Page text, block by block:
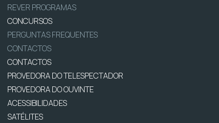
REVER PROGRAMAS
CONCURSOS
PERGUNTAS FREQUENTES
CONTACTOS
CONTACTOS
PROVEDORA DO TELESPECTADOR
PROVEDORA DO OUVINTE
ACESSIBILIDADES
SATÉLITES